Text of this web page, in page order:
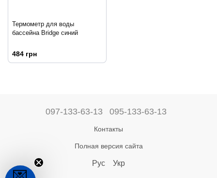
Термометр для воды
бассейна Bridge синий
484 грн
097-133-63-13 095-133-63-13
Контакты
Полная версия сайта
Рус Укр